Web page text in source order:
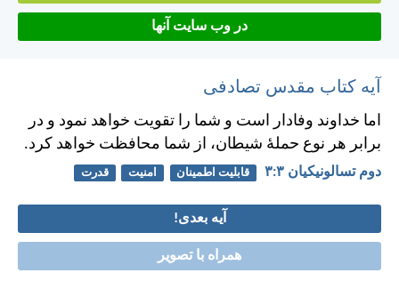
در وب سایت آنها
آیه کتاب مقدس تصادفی
اما خداوند وفادار است و شما را تقويت خواهد نمود و در
برابر هر نوع حملهٔ شيطان، از شما محافظت خواهد كرد.
دوم تسالونيکیان ۳:‏۳ قابلیت اطمینان امنیت قدرت
آیه بعدی!
همراه با تصویر